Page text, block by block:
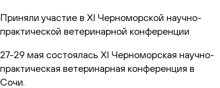
Приняли участие в XI Черноморской научно-
практической ветеринарной конференции
27-29 мая состоялась XI Черноморская научно-
практическая ветеринарная конференция в
Сочи.